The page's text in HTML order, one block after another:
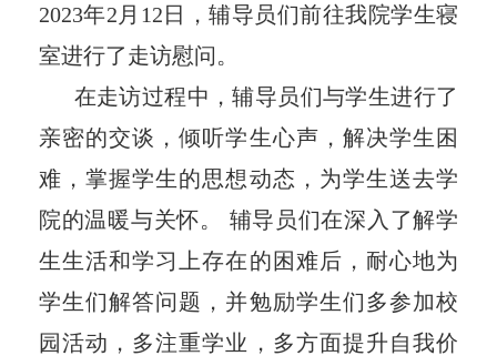
2023年2月12日，辅导员们前往我院学生寝
室进行了走访慰问。
在走访过程中，辅导员们与学生进行了
亲密的交谈，倾听学生心声，解决学生困
难，掌握学生的思想动态，为学生送去学
院的温暖与关怀。 辅导员们在深入了解学
生生活和学习上存在的困难后，耐心地为
学生们解答问题，并勉励学生们多参加校
园活动，多注重学业，多方面提升自我价